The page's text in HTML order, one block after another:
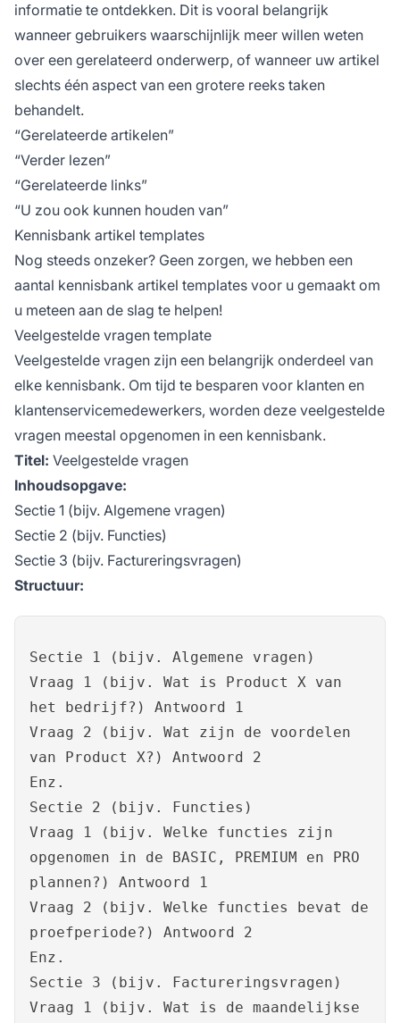
informatie te ontdekken. Dit is vooral belangrijk
wanneer gebruikers waarschijnlijk meer willen weten
over een gerelateerd onderwerp, of wanneer uw artikel
slechts één aspect van een grotere reeks taken
behandelt.
“Gerelateerde artikelen”
“Verder lezen”
“Gerelateerde links”
“U zou ook kunnen houden van”
Kennisbank artikel templates
Nog steeds onzeker? Geen zorgen, we hebben een
aantal kennisbank artikel templates voor u gemaakt om
u meteen aan de slag te helpen!
Veelgestelde vragen template
Veelgestelde vragen zijn een belangrijk onderdeel van
elke kennisbank. Om tijd te besparen voor klanten en
klantenservicemedewerkers, worden deze veelgestelde
vragen meestal opgenomen in een kennisbank.
Titel: Veelgestelde vragen
Inhoudsopgave:
Sectie 1 (bijv. Algemene vragen)
Sectie 2 (bijv. Functies)
Sectie 3 (bijv. Factureringsvragen)
Structuur:
Sectie 1 (bijv. Algemene vragen)
Vraag 1 (bijv. Wat is Product X van
het bedrijf?) Antwoord 1
Vraag 2 (bijv. Wat zijn de voordelen
van Product X?) Antwoord 2
Enz.
Sectie 2 (bijv. Functies)
Vraag 1 (bijv. Welke functies zijn
opgenomen in de BASIC, PREMIUM en PRO
plannen?) Antwoord 1
Vraag 2 (bijv. Welke functies bevat de
proefperiode?) Antwoord 2
Enz.
Sectie 3 (bijv. Factureringsvragen)
Vraag 1 (bijv. Wat is de maandelijkse